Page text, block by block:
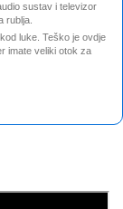
sustav i televizor
rublja.
luke. Teško je ovdje
imate veliki otok za